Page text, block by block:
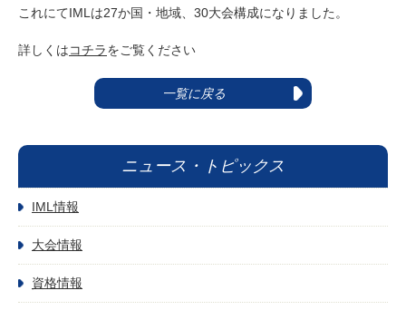
これにてIMLは27か国・地域、30大会構成になりました。
詳しくはコチラをご覧ください
一覧に戻る
ニュース・トピックス
IML情報
大会情報
資格情報